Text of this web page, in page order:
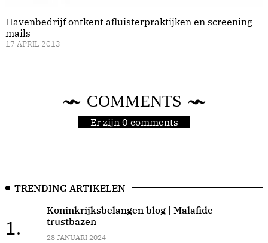
Havenbedrijf ontkent afluisterpraktijken en screening
mails
17 APRIL 2013
COMMENTS
Er zijn 0 comments
TRENDING ARTIKELEN
1.
Koninkrijksbelangen blog | Malafide
trustbazen
28 JANUARI 2024